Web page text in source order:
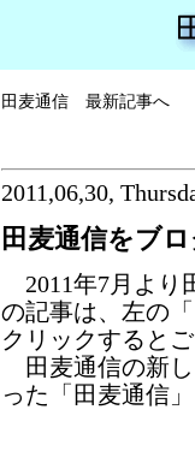
田麦通信 最新記事へ
2011,06,30,
田麦通信をブ
2011年7月より
の記事は、左の
クリックすると
田麦通信の新し
った「田麦通信